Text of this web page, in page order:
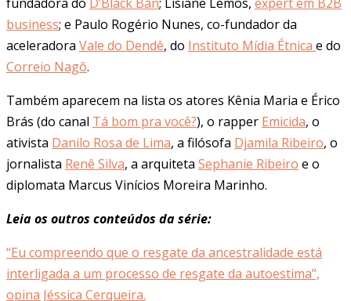
business; e Paulo Rogério Nunes, co-fundador da
aceleradora Vale do Dendê, do Instituto Mídia Étnica e do
Correio Nagô.
Também aparecem na lista os atores Kênia Maria e Érico
Brás (do canal Tá bom pra você?), o rapper Emicida, o
ativista Danilo Rosa de Lima, a filósofa Djamila Ribeiro, o
jornalista Renê Silva, a arquiteta Sephanie Ribeiro e o
diplomata Marcus Vinícios Moreira Marinho.
Leia os outros conteúdos da série:
“Eu compreendo que o resgate da ancestralidade está
interligada a um processo de resgate da autoestima”,
opina Jéssica Cerqueira.